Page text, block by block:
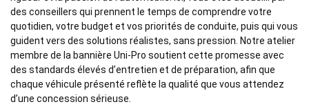
des conseillers qui prennent le temps de comprendre votre
quotidien, votre budget et vos priorités de conduite, puis qui vous
guident vers des solutions réalistes, sans pression. Notre atelier
membre de la bannière Uni-Pro soutient cette promesse avec
des standards élevés d’entretien et de préparation, afin que
chaque véhicule présenté reflète la qualité que vous attendez
d’une concession sérieuse.